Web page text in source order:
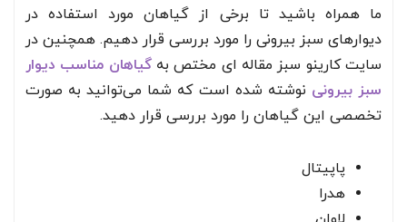
ما همراه باشید تا برخی از گیاهان مورد استفاده در
دیوار‌های سبز بیرونی را مورد بررسی قرار دهیم. همچنین در
سایت کارینو سبز مقاله ای مختص بهگیاهان مناسب دیوار
سبز بیرونی نوشته شده است که شما می‌توانید به صورت
تخصصی این گیاهان را مورد بررسی قرار دهید.
پاپیتال
هدرا